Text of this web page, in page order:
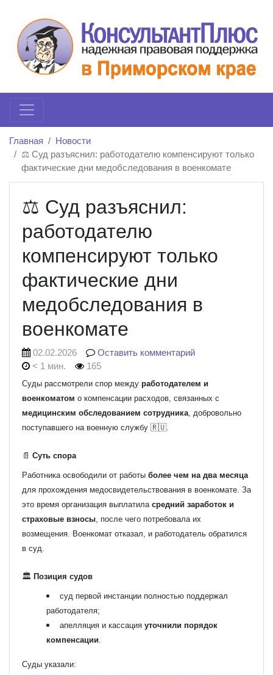
Главная
Новости
⚖️ Суд разъяснил: работодателю компенсируют только
фактические дни медобследования в военкомате
⚖️ Суд разъяснил:
работодателю
компенсируют только
фактические дни
медобследования в
военкомате
02.02.2026
Оставить комментарий
< 1 мин.
165
Суды рассмотрели спор между работодателем и
военкоматом о компенсации расходов, связанных с
медицинским обследованием сотрудника , добровольно
поступавшего на военную службу 🇷🇺.
📄 Суть спора
Работника освободили от работы более чем на два месяца
для прохождения медосвидетельствования в военкомате. За
это время организация выплатила средний заработок и
страховые взносы , после чего потребовала их
возмещения. Военкомат отказал, и работодатель обратился
в суд.
🏛️ Позиция судов
суд первой инстанции полностью поддержал
работодателя;
апелляция и кассация уточнили порядок
компенсации
Суды указали: